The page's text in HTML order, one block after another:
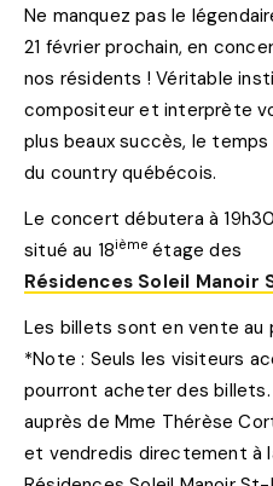
Ne manquez pas le
21 février prochain, en
nos résidents ! Véritable
compositeur et interprète
plus beaux succès, le
du country québécois.
Le concert débutera à
situé au 18ième étage des
Résidences Soleil Manoir
Les billets sont en vente au
*Note : Seuls les visiteurs
pourront acheter des
auprès de Mme Thérèse
et vendredis directement à